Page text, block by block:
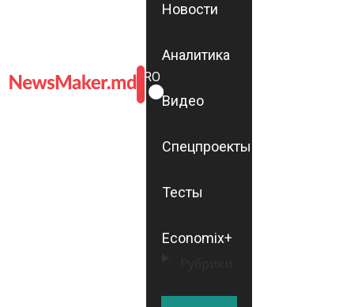
ROMÂNĂ
RU
Новости
Аналитика
Видео
Спецпроекты
Тесты
Economix+